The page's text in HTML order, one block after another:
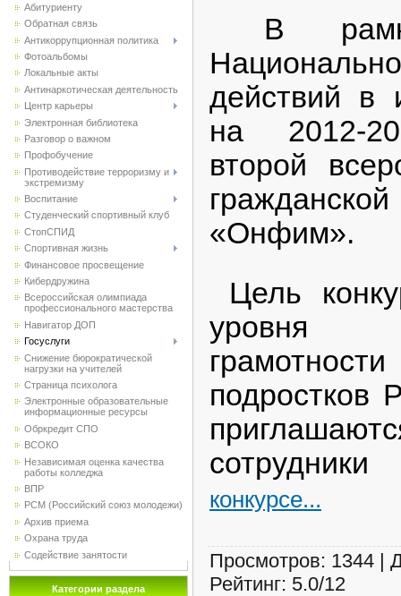
Абитуриенту
Обратная связь
Антикоррупционная политика
Фотоальбомы
Локальные акты
Антинаркотическая деятельность
Центр карьеры
Электронная библиотека
Разговор о важном
Профобучение
Противодействие терроризму и
экстремизму
Воспитание
Студенческий спортивный клуб
CтопСПИД
Спортивная жизнь
Финансовое просвещение
Кибердружина
Всероссийская олимпиада
профессионального мастерства
Навигатор ДОП
Госуслуги
Снижение бюрократической
нагрузки на учителей
Страница психолога
Электронные образовательные
информационные ресурсы
Обркредит СПО
ВСОКО
Независимая оценка качества
работы колледжа
ВПР
РСМ (Российский союз молодежи)
Архив приема
Охрана труда
Содействие занятости
Категории раздела
В
действий в
на 2012-
второй
«Онфим».
Цель
уровня
подростков
конкурсе...
Просмотров: 1344 |
Рейтинг: 5.0/12